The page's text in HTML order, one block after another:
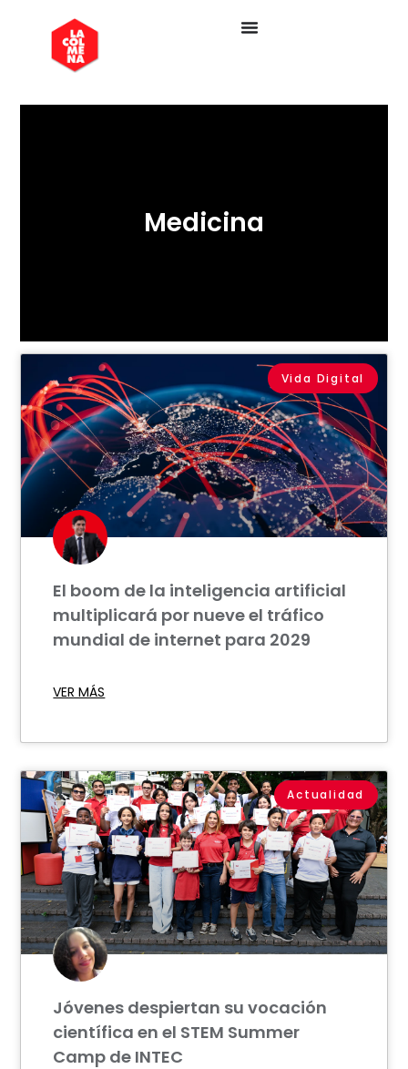
Medicina
Vida Digital
El boom de la inteligencia artificial
multiplicará por nueve el tráfico
mundial de internet para 2029
VER MÁS
Actualidad
Jóvenes despiertan su vocación
científica en el STEM Summer
Camp de INTEC